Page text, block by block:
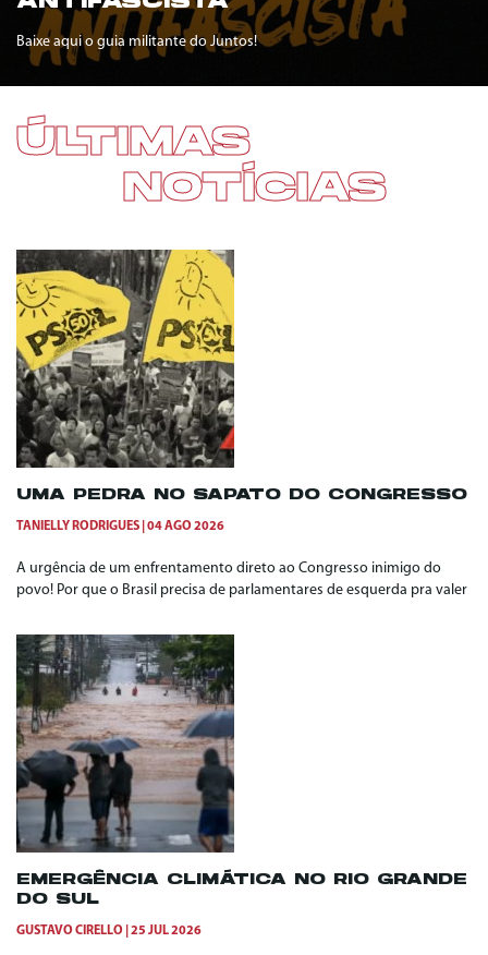
Baixe aqui o guia militante do Juntos!
ÚLTIMAS
NOTÍCIAS
UMA PEDRA NO SAPATO DO CONGRESSO
TANIELLY RODRIGUES 04 AGO 2026
A urgência de um enfrentamento direto ao Congresso inimigo do
povo! Por que o Brasil precisa de parlamentares de esquerda pra valer
EMERGÊNCIA CLIMÁTICA NO RIO GRANDE
DO SUL
GUSTAVO CIRELLO 25 JUL 2026